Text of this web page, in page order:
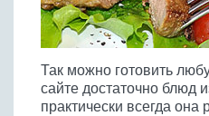
Так можно готовить
сайте достаточно блюд
практически всегда она